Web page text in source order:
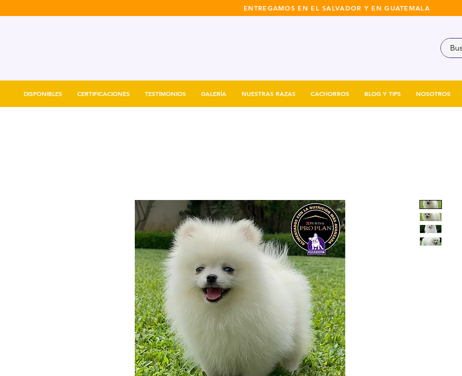
ENTREGAMOS EN EL SALVADOR Y EN GUATEMALA
DISPONIBLES CERTIFICACIONES TESTIMONIOS GALERÍA NUESTRAS RAZAS CACHORROS BLOG Y TIPS NOSOTROS